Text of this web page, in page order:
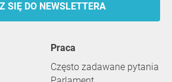
SIĘ DO NEWSLETTERA
praca
Często zadawane pytania